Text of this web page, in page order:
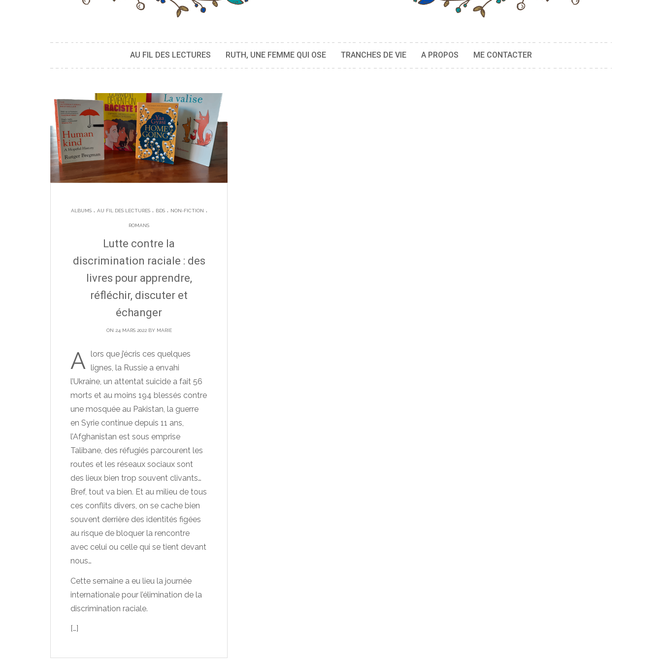
AU FIL DES LECTURES RUTH, UNE FEMME QUI OSE TRANCHES DE VIE A PROPOS ME CONTACTER
ALBUMS. AU FIL DES LECTURES. BDS. NON-FICTION .
ROMANS
Lutte contre la
discrimination raciale : des
livres pour apprendre,
réfléchir, discuter et
échanger
ON 24 MARS 2022 BY MARIE
A
lors que j’écris ces quelques
lignes, la Russie a envahi
l’Ukraine, un attentat suicide a fait 56
morts et au moins 194 blessés contre
une mosquée au Pakistan, la guerre
en Syrie continue depuis 11 ans,
l’Afghanistan est sous emprise
Talibane, des réfugiés parcourent les
routes et les réseaux sociaux sont
des lieux bien trop souvent clivants…
Bref, tout va bien. Et au milieu de tous
ces conflits divers, on se cache bien
souvent derrière des identités figées
au risque de bloquer la rencontre
avec celui ou celle qui se tient devant
nous…
Cette semaine a eu lieu la journée
internationale pour l’élimination de la
discrimination raciale.
[…]